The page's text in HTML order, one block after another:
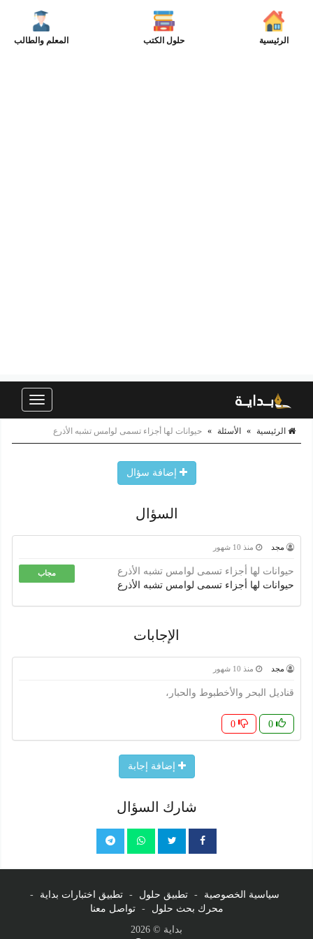
الرئيسية حلول الكتب المعلم والطالب
Toggle
الرئيسية » الأسئلة » حيوانات لها أجزاء تسمى لوامس تشبه الأذرع
إضافة سؤال
السؤال
مجد منذ 10 شهور
مجاب
حيوانات لها أجزاء تسمى لوامس تشبه الأذرع
حيوانات لها أجزاء تسمى لوامس تشبه الأذرع
الإجابات
مجد منذ 10 شهور
قناديل البحر والأخطبوط والحبار،
0
0
إضافة إجابة
شارك السؤال
سياسية الخصوصية - تطبيق حلول - تطبيق اختبارات بداية
-
محرك بحث حلول
-
تواصل معنا
بداية © 2026